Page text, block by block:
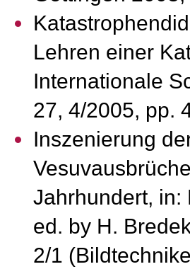
Lehren einer
Internationale
27, 4/2005, pp.
Inszenierung
Jahrhundert, in:
ed. by H.
2/1